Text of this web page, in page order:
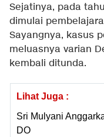
Sejatinya, pada
dimulai
Sayangnya, kasus
meluasnya varian
kembali ditunda.
Lihat Juga :
Sri Mulyani
DO